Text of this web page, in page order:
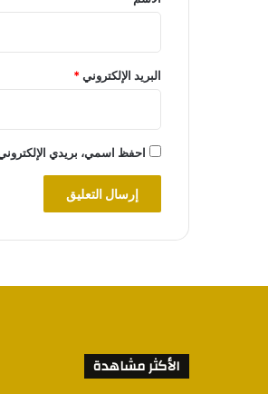
البريد الإلكتروني*
احفظ اسمي، بريدي
الأكثر مشاهدة